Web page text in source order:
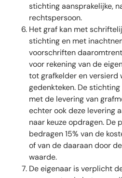
stichting aansprakelijke,
rechtspersoon.
Het graf kan met
stichting en met
voorschriften
voor rekening van de
tot grafkelder en versierd
gedenkteken. De
met de levering van
echter ook deze levering
naar keuze opdragen. De
bedragen 15% van de
of van de daaraan door
waarde.
De eigenaar is verplicht